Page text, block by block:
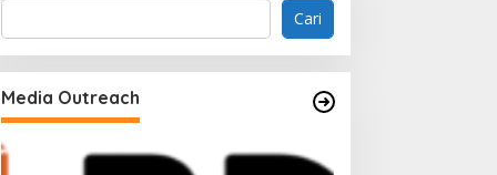
Cari
Media Outreach